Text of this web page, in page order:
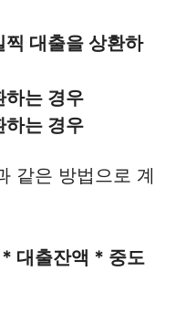
대출을 상환하
하는 경우
하는 경우
같은 방법으로 계
대출잔액 * 중도